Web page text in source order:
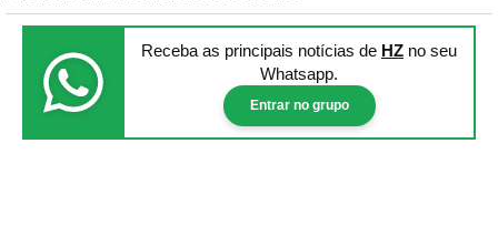
Receba as principais notícias de HZ no seu
Whatsapp.
Entrar no grupo